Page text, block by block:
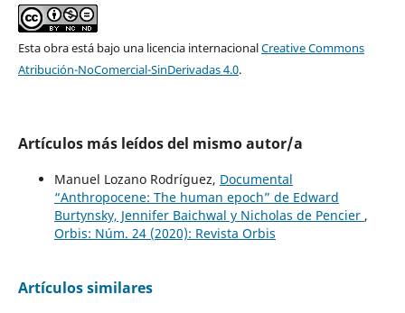
Esta obra está bajo una licencia internacionalCreative Commons
Atribución-NoComercial-SinDerivadas 4.0.
Artículos más leídos del mismo autor/a
Manuel Lozano Rodríguez, Documental
“Anthropocene: The human epoch” de Edward
Burtynsky, Jennifer Baichwal y Nicholas de Pencier ,
Orbis: Núm. 24 (2020): Revista Orbis
Artículos similares